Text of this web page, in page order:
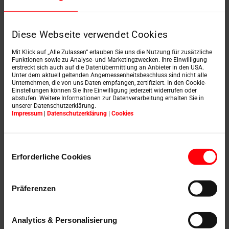
Diese Webseite verwendet Cookies
Mit Klick auf „Alle Zulassen“ erlauben Sie uns die Nutzung für zusätzliche
Funktionen sowie zu Analyse- und Marketingzwecken. Ihre Einwilligung
erstreckt sich auch auf die Datenübermittlung an Anbieter in den USA.
Unter dem aktuell geltenden Angemessenheitsbeschluss sind nicht alle
Unternehmen, die von uns Daten empfangen, zertifiziert. In den Cookie-
Einstellungen können Sie Ihre Einwilligung jederzeit widerrufen oder
abstufen. Weitere Informationen zur Datenverarbeitung erhalten Sie in
unserer Datenschutzerklärung.
Impressum | Datenschutzerklärung | Cookies
Erforderliche Cookies
Präferenzen
Analytics & Personalisierung
Vyžiadať ponuku
Závan čerstvého
vzduchu so
Strešné okná Roto dokážu vetrať tak akurát v
každom
elektrické strešné okná,
automatickyanezávisle od používateľa
, dokonca aj